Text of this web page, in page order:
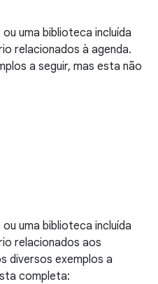
uma biblioteca incluída
relacionados à agenda.
a seguir, mas esta não
uma biblioteca incluída
relacionados aos
diversos exemplos a
completa: